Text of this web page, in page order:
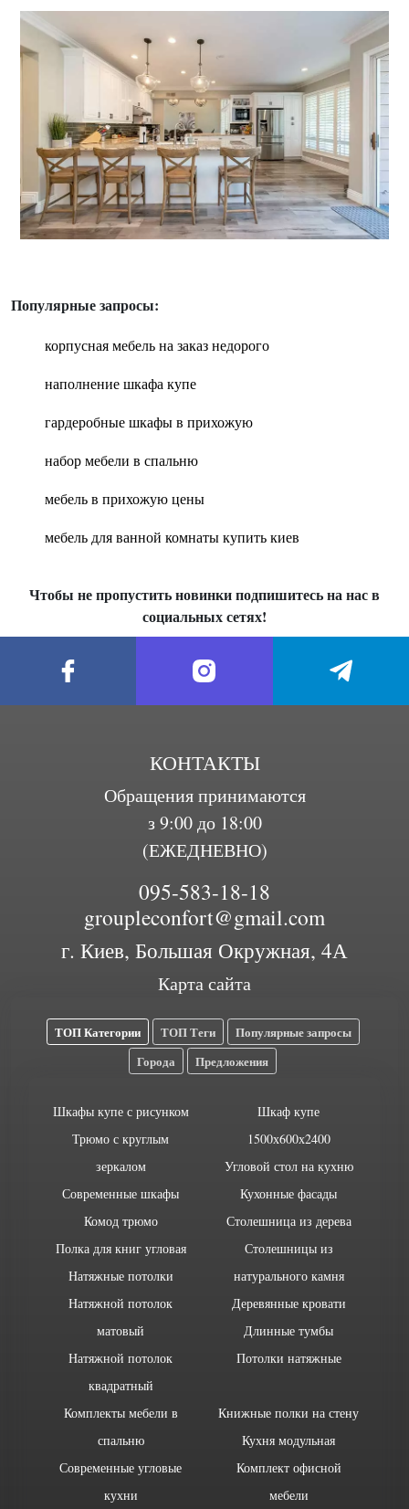
Популярные запросы:
корпусная мебель на заказ недорого
наполнение шкафа купе
гардеробные шкафы в прихожую
набор мебели в спальню
мебель в прихожую цены
мебель для ванной комнаты купить киев
Чтобы не пропустить новинки подпишитесь на нас в
социальных сетях!
КОНТАКТЫ
Обращения принимаются
з 9:00 до 18:00
(ЕЖЕДНЕВНО)
095-583-18-18
groupleconfort@gmail.com
г. Киев, Большая Окружная, 4А
Карта сайта
ТОП Категории ТОП Теги
Популярные запросы
Города
Предложения
Шкафы купе с рисунком
Трюмо с круглым
зеркалом
Современные шкафы
Комод трюмо
Полка для книг угловая
Натяжные потолки
Натяжной потолок
матовый
Натяжной потолок
квадратный
Шкаф купе
1500х600х2400
Угловой стол на кухню
Кухонные фасады
Столешница из дерева
Столешницы из
натурального камня
Деревянные кровати
Длинные тумбы
Потолки натяжные
Комплекты мебели в
спальню
Современные угловые
кухни
Книжные полки на стену
Кухня модульная
Комплект офисной
мебели